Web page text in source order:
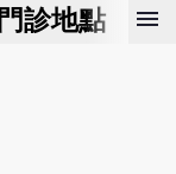
門診地點 預
menu